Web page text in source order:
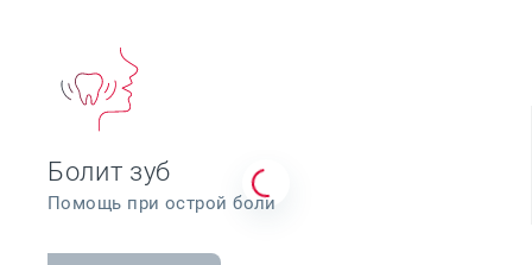
Болит зуб
Помощь при острой боли